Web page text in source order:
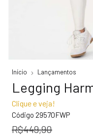
Início Lançamentos
Legging
Clique e veja!
Código 2957OFWP
R$449,90